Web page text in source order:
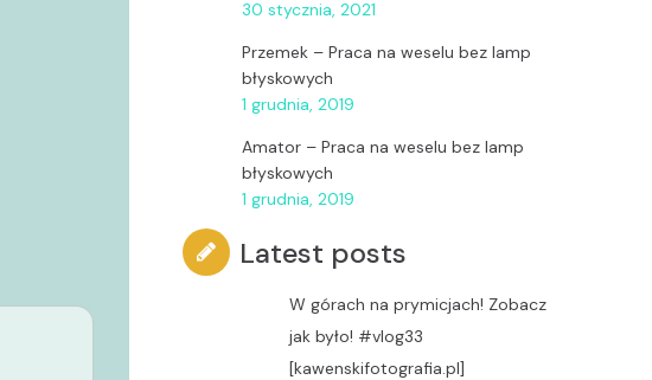
30 stycznia, 2021
Przemek –Praca na weselu bez lamp
błyskowych
1 grudnia, 2019
Amator –Praca na weselu bez lamp
błyskowych
1 grudnia, 2019
Latest posts
W górach na prymicjach! Zobacz
jak było! #vlog33
[kawenskifotografia.pl]